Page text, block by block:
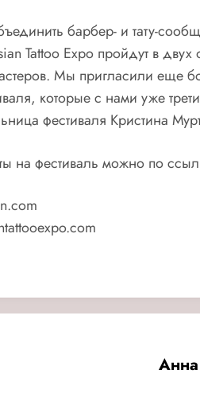
барбер- и тату-
Tattoo Expo пройдут в
Мы пригласили еще
которые с нами уже
фестиваля Кристина
на фестиваль можно по